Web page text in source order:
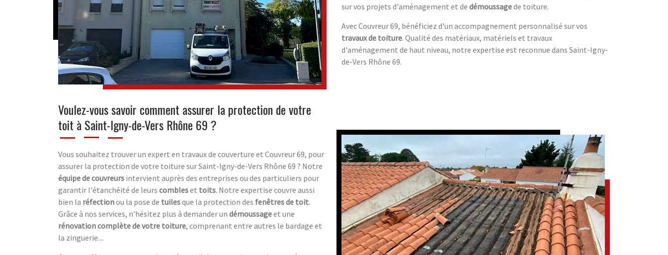
sur vos projets d'aménagement et de démoussagede toiture.
Avec Couvreur 69, bénéficiez d'un accompagnement personnalisé sur vos
travaux de toiture. Qualité des matériaux, matériels et travaux
d'aménagement de haut niveau, notre expertise est reconnue dans Saint-Igny-
de-Vers Rhône 69.
Voulez-vous savoir comment assurer la protection de votre
toit à Saint-Igny-de-Vers Rhône 69 ?
Vous souhaitez trouver un expert en travaux de couverture et Couvreur 69, pour
assurer la protection de votre toiture sur Saint-Igny-de-Vers Rhône 69 ? Notre
équipe de couvreurs intervient auprès des entreprises ou des particuliers pour
garantir l'étanchéité de leurs combleset toits. Notre expertise couvre aussi
bien la réfectionou la pose de tuilesque la protection des fenêtres de toit.
Grâce à nos services, n'hésitez plus à demander un démoussageet une
rénovation complète de votre toiture, comprenant entre autres le bardage et
la zinguerie....